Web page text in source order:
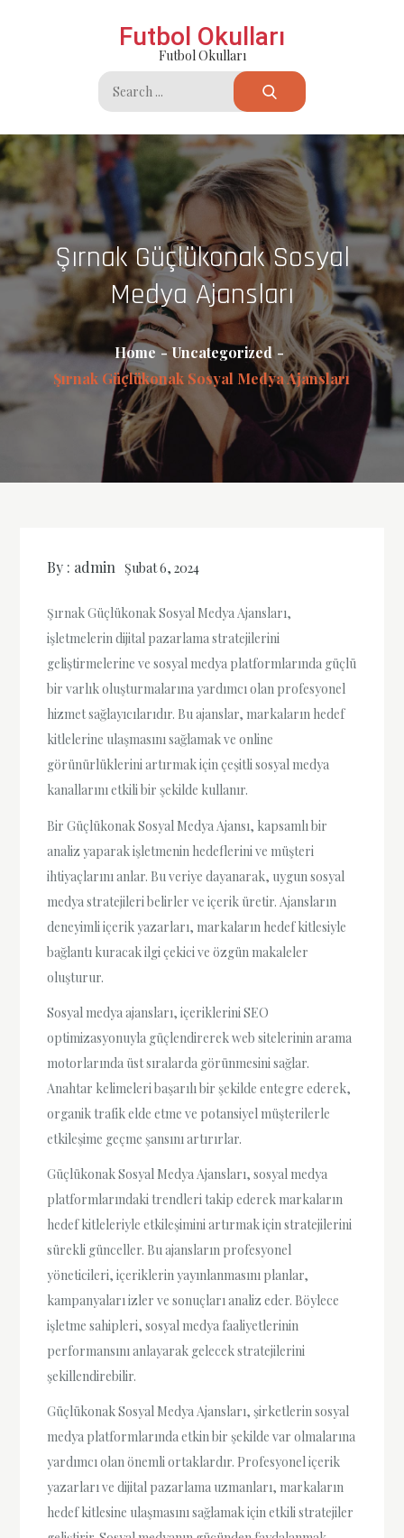
Futbol Okulları
Futbol Okulları
Search
for:
Şırnak Güçlükonak Sosyal
Medya Ajansları
Home
Uncategorized
Şırnak Güçlükonak Sosyal Medya Ajansları
By : admin Şubat 6, 2024
Şırnak Güçlükonak Sosyal Medya Ajansları,
işletmelerin dijital pazarlama stratejilerini
geliştirmelerine ve sosyal medya platformlarında güçlü
bir varlık oluşturmalarına yardımcı olan profesyonel
hizmet sağlayıcılarıdır. Bu ajanslar, markaların hedef
kitlelerine ulaşmasını sağlamak ve online
görünürlüklerini artırmak için çeşitli sosyal medya
kanallarını etkili bir şekilde kullanır.
Bir Güçlükonak Sosyal Medya Ajansı, kapsamlı bir
analiz yaparak işletmenin hedeflerini ve müşteri
ihtiyaçlarını anlar. Bu veriye dayanarak, uygun sosyal
medya stratejileri belirler ve içerik üretir. Ajansların
deneyimli içerik yazarları, markaların hedef kitlesiyle
bağlantı kuracak ilgi çekici ve özgün makaleler
oluşturur.
Sosyal medya ajansları, içeriklerini SEO
optimizasyonuyla güçlendirerek web sitelerinin arama
motorlarında üst sıralarda görünmesini sağlar.
Anahtar kelimeleri başarılı bir şekilde entegre ederek,
organik trafik elde etme ve potansiyel müşterilerle
etkileşime geçme şansını artırırlar.
Güçlükonak Sosyal Medya Ajansları, sosyal medya
platformlarındaki trendleri takip ederek markaların
hedef kitleleriyle etkileşimini artırmak için stratejilerini
sürekli günceller. Bu ajansların profesyonel
yöneticileri, içeriklerin yayınlanmasını planlar,
kampanyaları izler ve sonuçları analiz eder. Böylece
işletme sahipleri, sosyal medya faaliyetlerinin
performansını anlayarak gelecek stratejilerini
şekillendirebilir.
Güçlükonak Sosyal Medya Ajansları, şirketlerin sosyal
medya platformlarında etkin bir şekilde var olmalarına
yardımcı olan önemli ortaklardır. Profesyonel içerik
yazarları ve dijital pazarlama uzmanları, markaların
hedef kitlesine ulaşmasını sağlamak için etkili stratejiler